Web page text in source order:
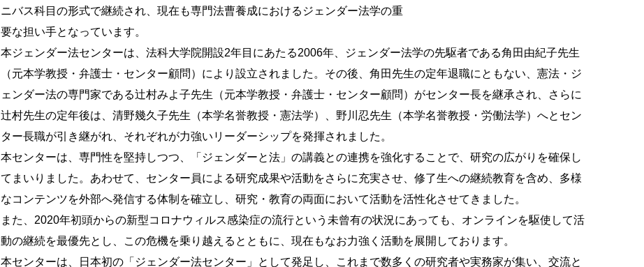
ニバス科目の形式で継続され、現在も専門法曹養成におけるジェンダー法学の重
要な担い手となっています。
本ジェンダー法センターは、法科大学院開設2年目にあたる2006年、ジェンダー法学の先駆者である角田由紀子先生
（元本学教授・弁護士・センター顧問）により設立されました。その後、角田先生の定年退職にともない、憲法・ジ
ェンダー法の専門家である辻村みよ子先生（元本学教授・弁護士・センター顧問）がセンター長を継承され、さらに
辻村先生の定年後は、清野幾久子先生（本学名誉教授・憲法学）、野川忍先生（本学名誉教授・労働法学）へとセン
ター長職が引き継がれ、それぞれが力強いリーダーシップを発揮されました。
本センターは、専門性を堅持しつつ、「ジェンダーと法」の講義との連携を強化することで、研究の広がりを確保し
てまいりました。あわせて、センター員による研究成果や活動をさらに充実させ、修了生への継続教育を含め、多様
なコンテンツを外部へ発信する体制を確立し、研究・教育の両面において活動を活性化させてきました。
また、2020年初頭からの新型コロナウィルス感染症の流行という未曾有の状況にあっても、オンラインを駆使して活
動の継続を最優先とし、この危機を乗り越えるとともに、現在もなお力強く活動を展開しております。
本センターは、日本初の「ジェンダー法センター」として発足し、これまで数多くの研究者や実務家が集い、交流と